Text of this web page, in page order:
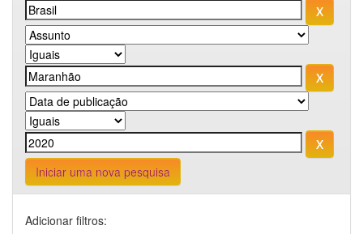
Iniciar uma nova pesquisa
Adicionar filtros: